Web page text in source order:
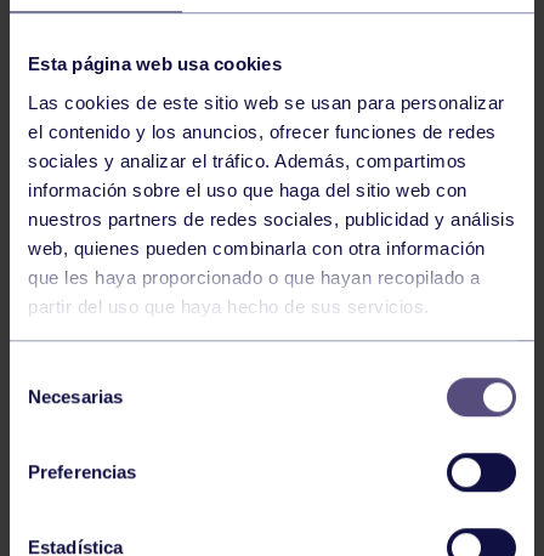
Esta página web usa cookies
Las cookies de este sitio web se usan para personalizar
el contenido y los anuncios, ofrecer funciones de redes
sociales y analizar el tráfico. Además, compartimos
información sobre el uso que haga del sitio web con
nuestros partners de redes sociales, publicidad y análisis
web, quienes pueden combinarla con otra información
que les haya proporcionado o que hayan recopilado a
partir del uso que haya hecho de sus servicios.
Necesarias
Preferencias
Estadística
NOTICIAS RELACIONADAS
Hockey 28 Jul 2026
ÓSCAR PALOMERO, RUMBO AL
MUNDIAL